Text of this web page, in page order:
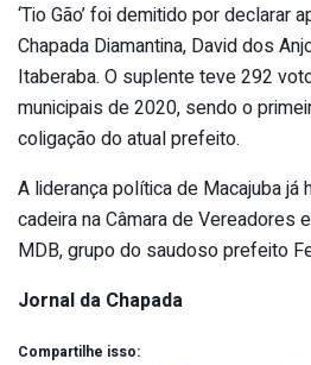
‘Tio Gão’ foi demitido por declarar
Chapada Diamantina, David dos
Itaberaba. O suplente teve 292
municipais de 2020, sendo o
coligação do atual prefeito.
A liderança política de Macajuba já
cadeira na Câmara de Vereadores
MDB, grupo do saudoso prefeito
Jornal da Chapada
Compartilhe isso: